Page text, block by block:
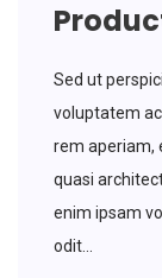
Sed ut
voluptatem
rem aperiam,
quasi
enim ipsam
odit...